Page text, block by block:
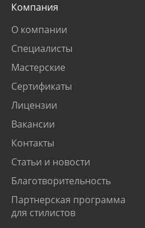
Компания
О компании
Специалисты
Мастерские
Сертификаты
Лицензии
Вакансии
Контакты
Статьи и новости
Благотворительность
Партнерская программа
для стилистов